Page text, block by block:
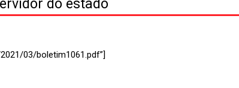
do estado
03/boletim1061.pdf”]